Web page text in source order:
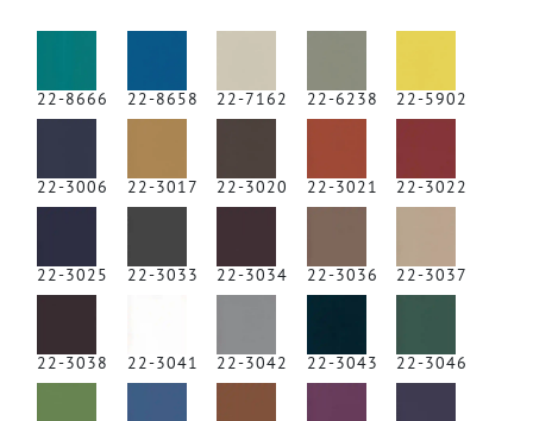
22-8666 22-8658 22-7162 22-6238 22-5902
22-3006 22-3017 22-3020 22-3021 22-3022
22-3025 22-3033 22-3034 22-3036 22-3037
22-3038 22-3041 22-3042 22-3043 22-3046